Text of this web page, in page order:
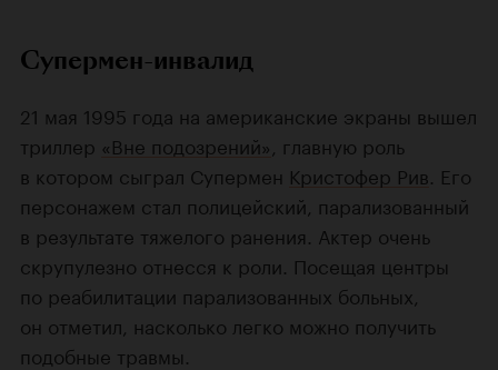
Супермен-инвалид
21 мая 1995 года на американские экраны вышел
триллер «Вне подозрений» , главную роль
в котором сыграл Супермен Кристофер Рив . Его
персонажем стал полицейский, парализованный
в результате тяжелого ранения. Актер очень
скрупулезно отнесся к роли. Посещая центры
по реабилитации парализованных больных,
он отметил, насколько легко можно получить
подобные травмы.